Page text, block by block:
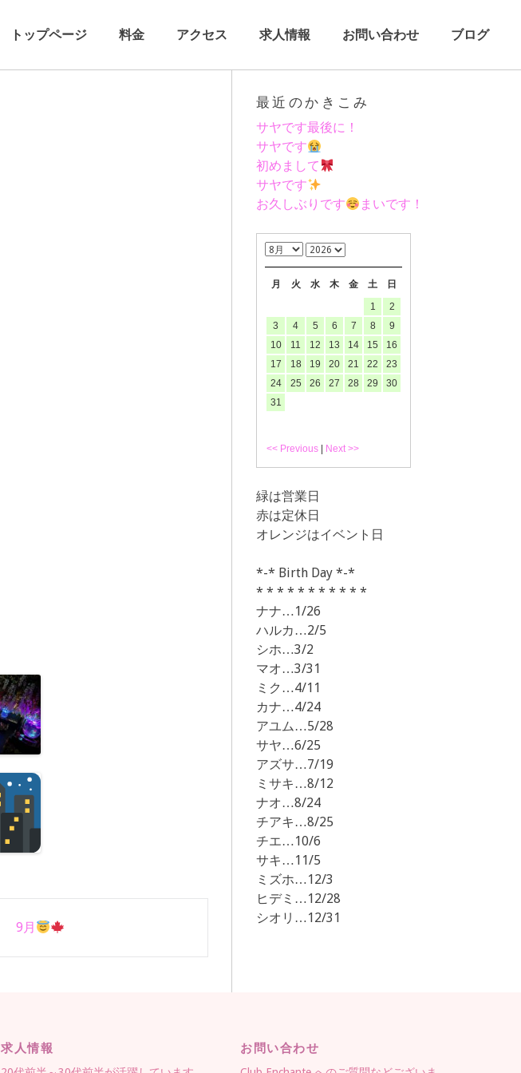
トップページ 料金 アクセス 求人情報 お問い合わせ ブログ
9月
最近のかきこみ
サヤです最後に！
サヤです
初めまして
サヤです
お久しぶりです
まいです！
月 火 水 木 金 土 日
<< Previous Next >>
1
2
3
4 5 6 7 8
9
10
11 12 13 14 15
16
17
18 19 20 21 22
23
24
25 26 27 28 29
30
31
緑は営業日
赤は定休日
オレンジはイベント日
*-* Birth Day *-*
* * * * * * * * * * *
ナナ…1/26
ハルカ…2/5
シホ…3/2
マオ…3/31
ミク…4/11
カナ…4/24
アユム…5/28
サヤ…6/25
アズサ…7/19
ミサキ…8/12
ナオ…8/24
チアキ…8/25
チエ…10/6
サキ…11/5
ミズホ…12/3
ヒデミ…12/28
シオリ…12/31
求人情報 お問い合わせ